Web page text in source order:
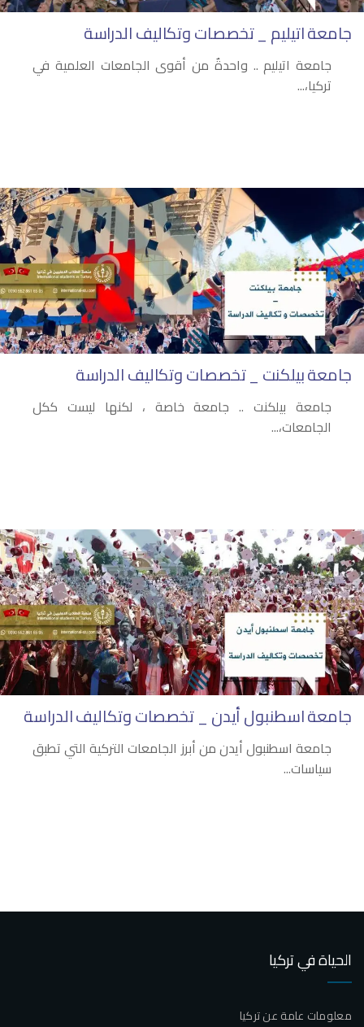
جامعة اتيليم _ تخصصات وتكاليف الدراسة
جامعة اتيليم .. واحدةٌ من أقوى الجامعات العلمية في
تركيا،...
جامعة بيلكنت _ تخصصات وتكاليف الدراسة
جامعة بيلكنت .. جامعة خاصة ، لكنها ليست ككل
الجامعات،...
جامعة اسطنبول أيدن _ تخصصات وتكاليف الدراسة
جامعة اسطنبول أيدن من أبرز الجامعات التركية التي تطبق
سياسات...
الحياة في تركيا
معلومات عامة عن تركيا